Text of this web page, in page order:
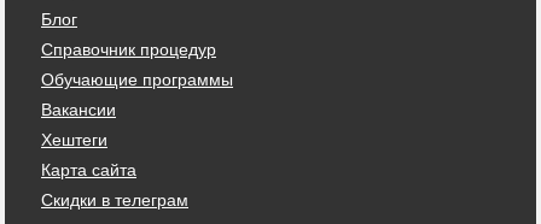
Блог
Справочник процедур
Обучающие программы
Вакансии
Хештеги
Карта сайта
Скидки в телеграм